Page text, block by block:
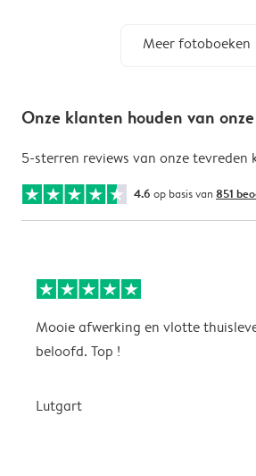
Meer fotoboeken
Onze klanten houden van
5-sterren reviews van onze tevreden
4.6 op basis van 851
Mooie afwerking en vlotte
beloofd. Top !
Lutgart